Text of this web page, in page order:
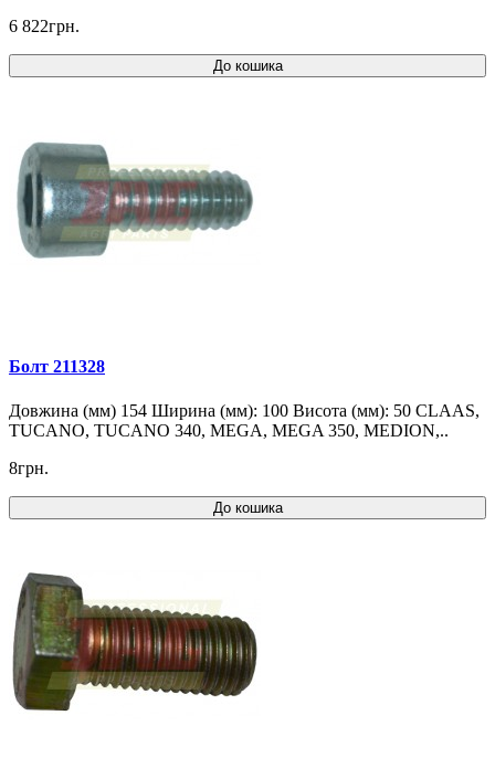
6 822грн.
До кошика
Болт 211328
Довжина (мм) 154 Ширина (мм): 100 Висота (мм): 50 CLAAS,
TUCANO, TUCANO 340, MEGA, MEGA 350, MEDION,..
8грн.
До кошика